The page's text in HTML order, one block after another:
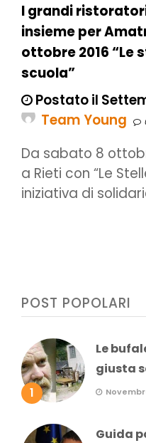
I grandi
insieme per
ottobre 2016 “Le
scuola”
Postato il
Team Young
Da sabato 8
a Rieti con “Le
iniziativa di
POST POPOLARI
1
Le
giusta
Guida